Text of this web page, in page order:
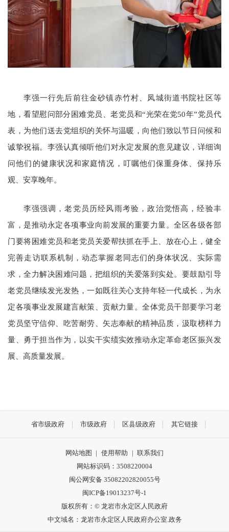
李强一行先后前往金砂镇赤竹村、凤城街道书院社区等
地，看望慰问部分困难党员、老党员和“光荣在党50年”党员代
表，为他们送去党组织的关怀与温暖，向他们致以节日问候和
诚挚祝福。李强认真倾听他们对永定发展的意见建议，详细询
问他们的健康状况和家庭情况，叮嘱他们保重身体、保持乐
观、安享晚年。
李强强调，老党员历经风雨考验，政治觉悟高，经验丰
富，是推动永定各项事业向前发展的重要力量。全区各级各部
门要将困难党员和老党员关爱帮扶抓在手上、放在心上，健全
完善走访联系机制，动态掌握老同志们的身体状况、实际需
求，全力解决困难问题，把组织的关爱落到实处。要鼓励引导
老党员继续发光发热，一如既往关心支持年轻一代成长，为永
定各项事业发展建言献策、贡献力量。全体党员干部要学习老
党员坚守信仰、吃苦耐劳、矢志奉献的精神品质，汲取榜样力
量、勇于担当作为，以实干实绩实效推动永定革命老区振兴发
展、高质量发展。
省市级政府 市级政府 区县级政府 其它链接
网站地图 | 使用帮助 | 联系我们
网站标识码：3508220004
闽公网安备 35082202820055号
闽ICP备19013237号-1
版权所有：© 龙岩市永定区人民政府
中文域名：龙岩市永定区人民政府办公室.政务